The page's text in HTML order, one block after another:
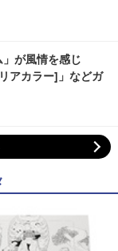
が風情を感じ
アカラー]」などガ